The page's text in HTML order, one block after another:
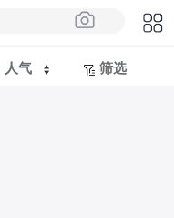
人气 筛选